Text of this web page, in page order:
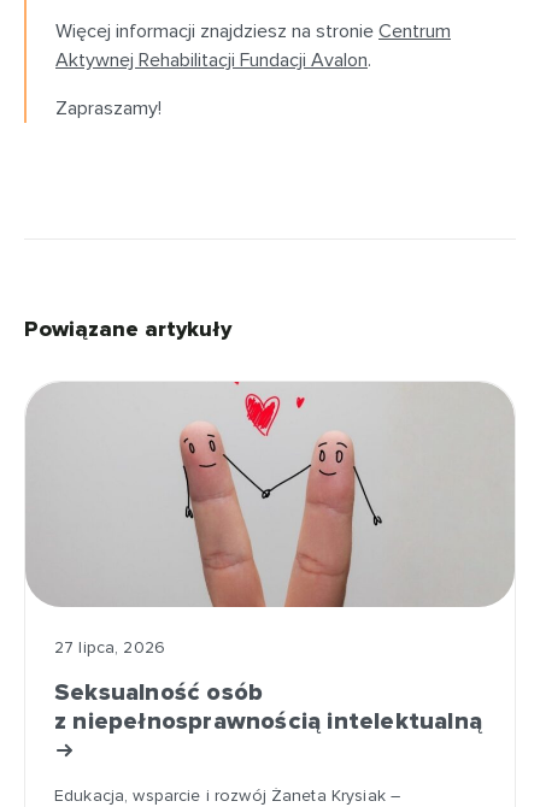
Więcej informacji znajdziesz na stronie Centrum
Aktywnej Rehabilitacji Fundacji Avalon.
Zapraszamy!
Powiązane artykuły
27 lipca, 2026
Seksualność osób
z niepełnosprawnością intelektualną
Edukacja, wsparcie i rozwój Żaneta Krysiak –